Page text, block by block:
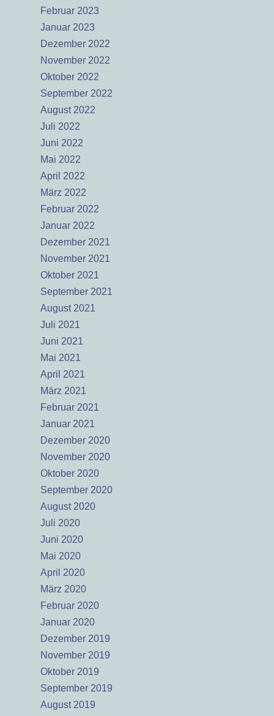
Februar 2023
Januar 2023
Dezember 2022
November 2022
Oktober 2022
September 2022
August 2022
Juli 2022
Juni 2022
Mai 2022
April 2022
März 2022
Februar 2022
Januar 2022
Dezember 2021
November 2021
Oktober 2021
September 2021
August 2021
Juli 2021
Juni 2021
Mai 2021
April 2021
März 2021
Februar 2021
Januar 2021
Dezember 2020
November 2020
Oktober 2020
September 2020
August 2020
Juli 2020
Juni 2020
Mai 2020
April 2020
März 2020
Februar 2020
Januar 2020
Dezember 2019
November 2019
Oktober 2019
September 2019
August 2019